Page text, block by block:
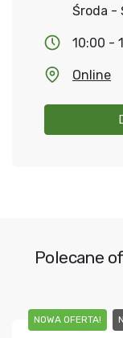
Środa -
10:00 -
Online
Polecane
NOWA OFERTA!